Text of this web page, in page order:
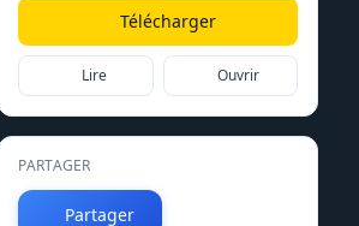
Télécharger
Lire Ouvrir
PARTAGER
Partager